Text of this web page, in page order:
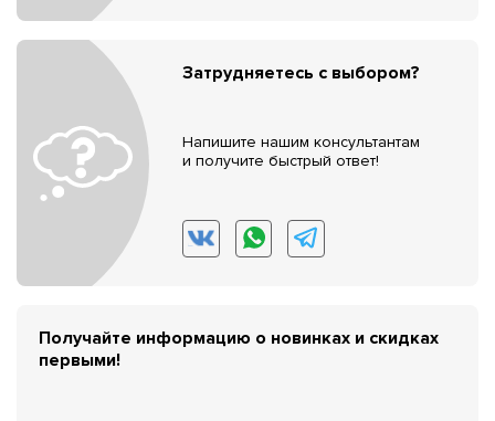
Затрудняетесь с выбором?
Напишите нашим консультантам
и получите быстрый ответ!
Получайте информацию о новинках и скидках
первыми!